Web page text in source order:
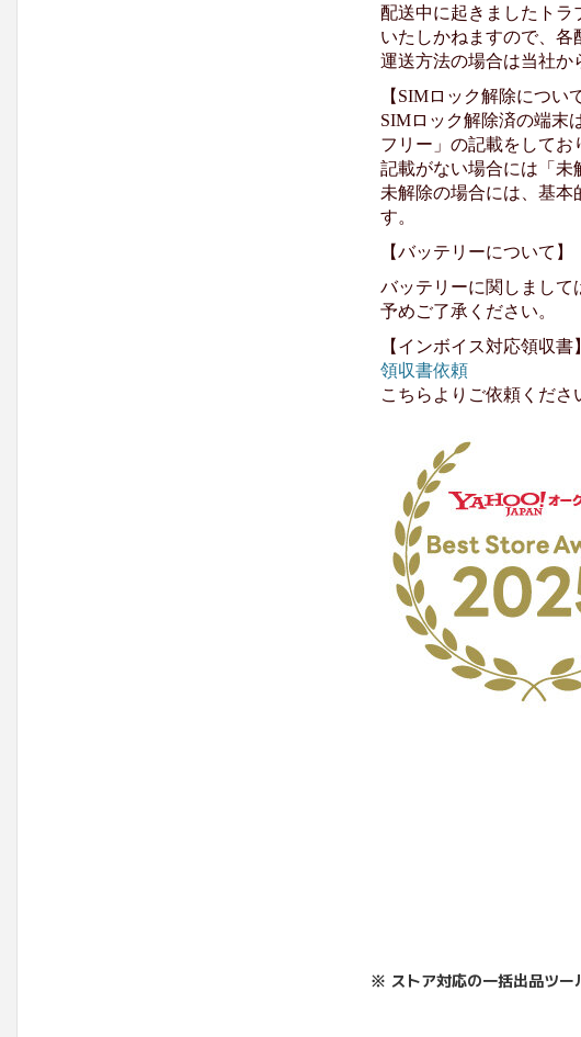
配送中に起きましたトラ
いたしかねますので、
運送方法の場合は当社か
【SIMロック解除につい
SIMロック解除済の端末
フリー」の記載をしてお
記載がない場合には「未
未解除の場合には、基
す。
【バッテリーについて】
バッテリーに関しまして
予めご了承ください。
【インボイス対応領収書】
領収書依頼
こちらよりご依頼くださ
※ ストア対応の一括出品ツー